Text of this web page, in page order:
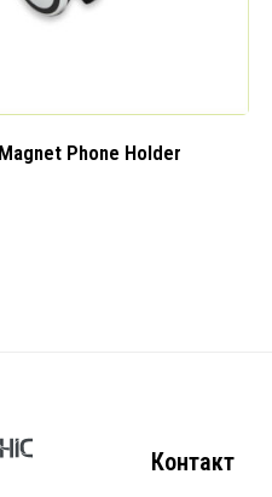
Magnet Phone Holder
Контакт